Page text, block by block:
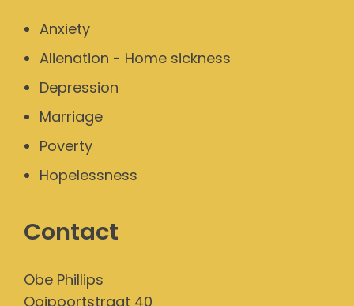
Anxiety
Alienation - Home sickness
Depression
Marriage
Poverty
Hopelessness
Contact
Obe Phillips
Ooipoortstraat 40